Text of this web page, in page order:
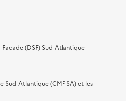
(DSF) Sud-Atlantique
Sud-Atlantique (CMF SA) et les